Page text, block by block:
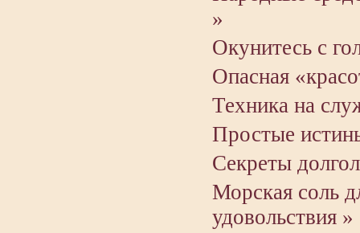
»
Окунитесь с
Опасная
Техника на
Простые
Секреты
Морская соль
удовольствия »